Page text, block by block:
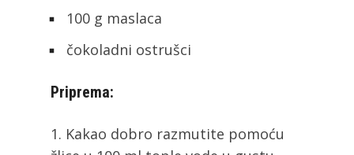
100 g maslaca
čokoladni ostrušci
Priprema:
Kakao dobro razmutite pomoću